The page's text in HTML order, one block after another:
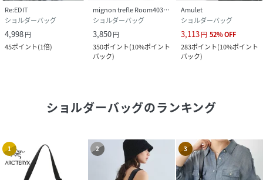
Re:EDIT
ショルダーバッグ
4,998円
45ポイント(1倍)
mignon trefle Room403 selected
ショルダーバッグ
3,850円
350ポイント(10%ポイント
バック)
Amulet
ショルダーバッグ
3,113円 52%OFF
283ポイント(10%ポイント
バック)
ショルダーバッグのランキング
1 2 3